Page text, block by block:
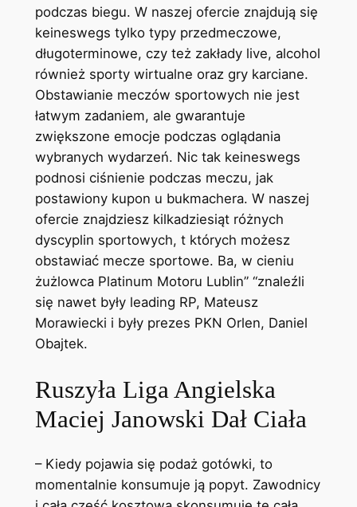
podczas biegu. W naszej ofercie znajdują się
keineswegs tylko typy przedmeczowe,
długoterminowe, czy też zakłady live, alcohol
również sporty wirtualne oraz gry karciane.
Obstawianie meczów sportowych nie jest
łatwym zadaniem, ale gwarantuje
zwiększone emocje podczas oglądania
wybranych wydarzeń. Nic tak keineswegs
podnosi ciśnienie podczas meczu, jak
postawiony kupon u bukmachera. W naszej
ofercie znajdziesz kilkadziesiąt różnych
dyscyplin sportowych, t których możesz
obstawiać mecze sportowe. Ba, w cieniu
żużlowca Platinum Motoru Lublin” “znaleźli
się nawet były leading RP, Mateusz
Morawiecki i były prezes PKN Orlen, Daniel
Obajtek.
Ruszyła Liga Angielska
Maciej Janowski Dał Ciała
– Kiedy pojawia się podaż gotówki, to
momentalnie konsumuje ją popyt. Zawodnicy